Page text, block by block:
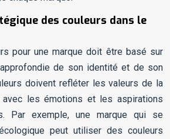
des couleurs dans le
pour une marque doit être basé sur
de son identité et de son
doivent refléter les valeurs de la
avec les émotions et les aspirations
Par exemple, une marque qui se
peut utiliser des couleurs